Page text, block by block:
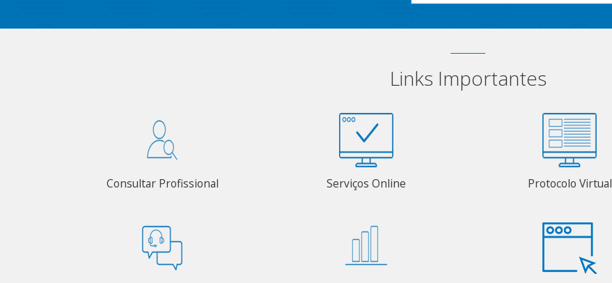
Links Importantes
Consultar Profissional Serviços Online Protocolo Virtual